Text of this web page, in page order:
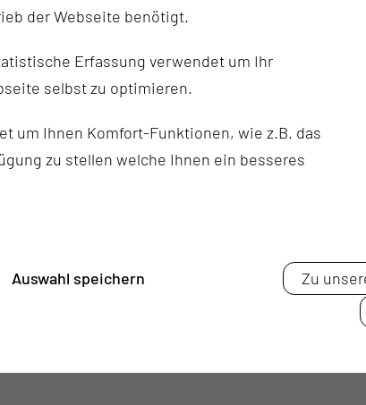
der Webseite benötigt.
Erfassung verwendet um Ihr
selbst zu optimieren.
um Ihnen Komfort-Funktionen, wie z.B. das
zu stellen welche Ihnen ein besseres
Auswahl speichern
Zu